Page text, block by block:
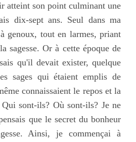
atteint son point culminant une
dix-sept ans. Seul dans ma
genoux, tout en larmes, priant
sagesse. Or à cette époque de
qu'il devait exister, quelque
sages qui étaient emplis de
connaissaient le repos et la
sont-ils? Où sont-ils? Je ne
que le secret du bonheur
Ainsi, je commençai à